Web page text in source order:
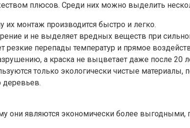
плюсов. Среди них можно выделить
монтаж производится быстро и легко.
и не выделяет вредных веществ при
перепады температур и прямое
а краска не выцветает даже после 20
только экологически чистые
деревьев.
они являются экономически более